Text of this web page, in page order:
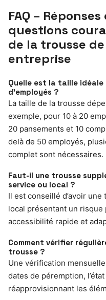
FAQ –
questions
de la trousse
entreprise
Quelle est la taille idéale
d’employés ?
La taille de la trousse
exemple, pour 10 à 20
20 pansements et 10
delà de 50 employés,
complet sont nécessaires.
Faut-il une trousse
service ou local ?
Il est conseillé d’avoir
local présentant un
accessibilité rapide et
Comment vérifier
trousse ?
Une vérification
dates de péremption,
réapprovisionnant les